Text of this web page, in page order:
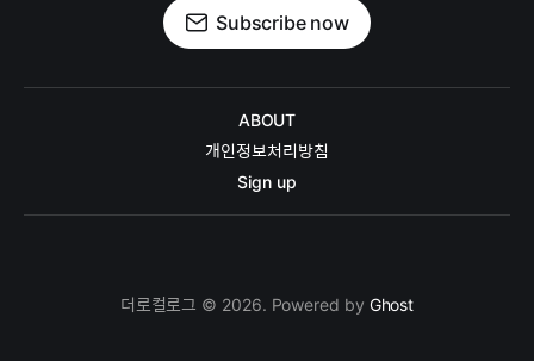
Subscribe now
ABOUT
개인정보처리방침
Sign up
더로컬로그 © 2026. Powered by Ghost